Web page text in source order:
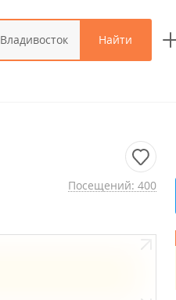
Владивосток Найти
Посещений: 400